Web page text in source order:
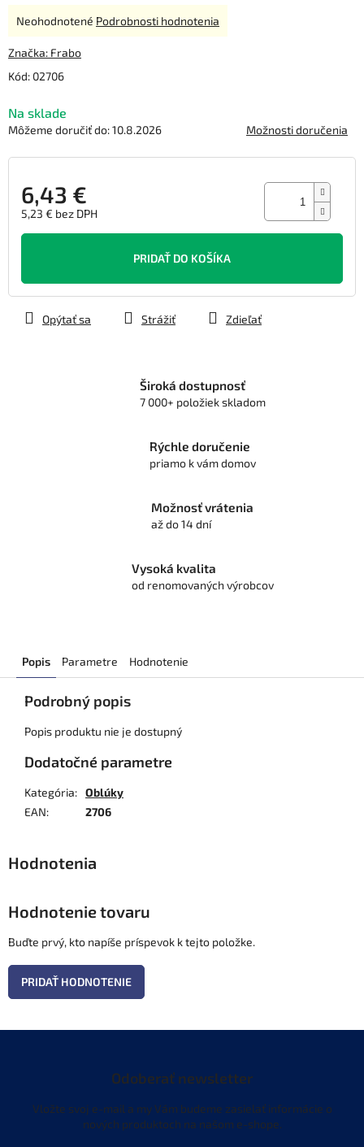
Kód: 02706
Na sklade
Môžeme doručiť do:10.8.2026 Možnosti doručenia
6,43 €
5,23 € bez DPH
Jednotková
PRIDAŤ DO KOŠÍKA
Opýtať sa Strážiť Zdieľať
Priemerné
produktu
0,0
5
hviezdičiek.
Neohodnotené Podrobnosti hodnotenia
Značka: Frabo
Široká dostupnosť
7 000+ položiek skladom
Rýchle doručenie
priamo k vám domov
Možnosť vrátenia
až do 14 dní
Vysoká kvalita
od renomovaných výrobcov
Popis Parametre Hodnotenie
Podrobný popis
Popis produktu nie je dostupný
Dodatočné parametre
Kategória: Oblúky
EAN: 2706
Hodnotenie tovaru
Buďte prvý, kto napíše príspevok k tejto položke.
PRIDAŤ HODNOTENIE
Odoberať newsletter
Vložte svoj e-mail a my Vám budeme zasielať informácie o
nových produktoch na našom e-shope.